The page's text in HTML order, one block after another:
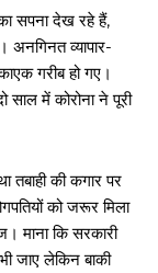
सपना देख रहे हैं,
व्यापार-
गरीब हो गए।
साल में कोरोना ने पूरी
तबाही की कगार पर
को जरूर मिला
माना कि सरकारी
जाए लेकिन बाकी